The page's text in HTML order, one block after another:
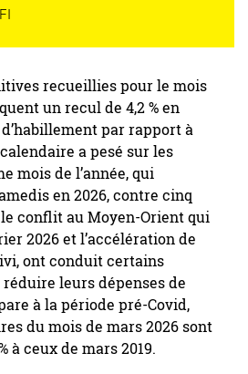
recueillies pour le mois
un recul de 4,2 % en
par rapport à
a pesé sur les
mois de l’année, qui
en 2026, contre cinq
le conflit au Moyen-Orient qui
2026 et l’accélération de
ont conduit certains
leurs dépenses de
à la période pré-Covid,
du mois de mars 2026 sont
à ceux de mars 2019.